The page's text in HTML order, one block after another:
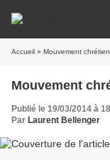
Accueil » Mouvement
Mouvement
Publié le 19/03/2014 à
Par Laurent Bellenger